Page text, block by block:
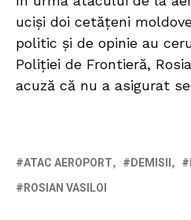
uciși doi cetățeni
politic și de opinie au
Poliției de Frontieră,
acuză că nu a asigurat
ATAC AEROPORT DEMISII
ROSIAN VASILOI